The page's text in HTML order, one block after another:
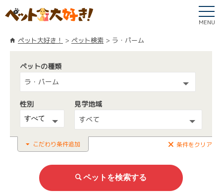
MENU
ペット大好き！ ペット検索 ラ・パーム
ペットの種類
ラ・パーム
性別
見学地域
すべて
こだわり条件追加 条件をクリア